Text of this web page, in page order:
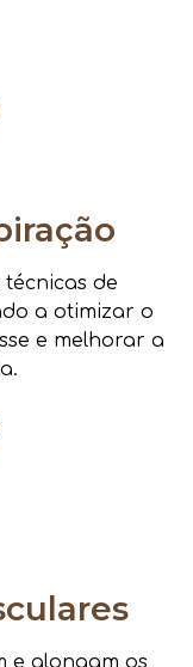
de
a otimizar o
e melhorar a
e alongam os